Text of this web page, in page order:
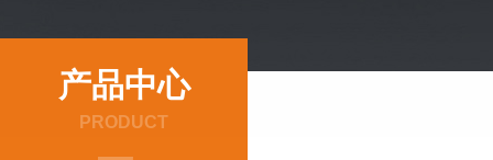
产品中心
PRODUCT